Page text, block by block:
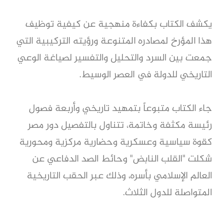
يكشف الكتاب بكفاءة منهجية عن كيفية توظيف
هذا المؤرخ لمصادره المتنوعة ورؤيته التركيبية التي
جمعت بين السرد والتحليل والتفسير لصياغة الوعي
التاريخي للدولة في العصر الوسيط.
جاء الكتاب متبوعاً بتمهيد تاريخي وأربعة فصول
رئيسة مكثفة وخاتمة، تتناول بالتفصيل دور مصر
كقوة سياسية وعسكرية وحضارية مركزية ومحورية
شكلت "القلب النابض" وحائط الصد الدفاعي عن
العالم الإسلامي بأسره، وذلك عبر الحقب التاريخية
المتواصلة للدول الثلاث.